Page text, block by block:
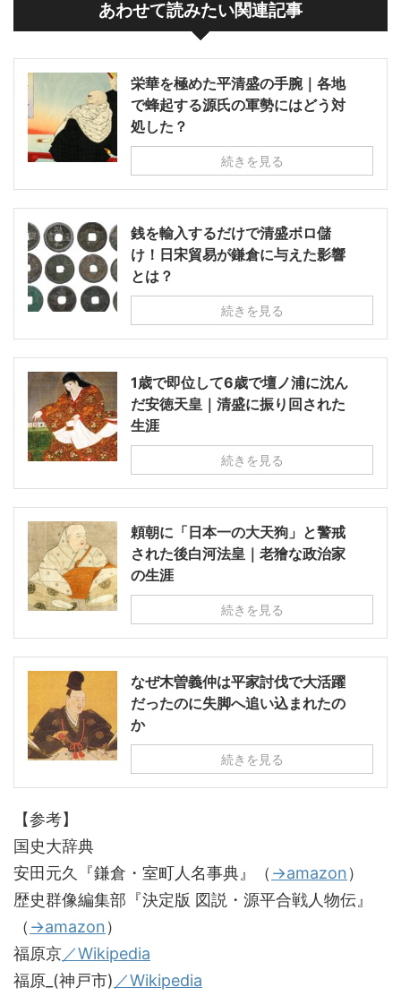
あわせて読みたい関連記事
栄華を極めた平清盛の手腕｜各地
で蜂起する源氏の軍勢にはどう対
処した？
続きを見る
銭を輸入するだけで清盛ボロ儲
け！日宋貿易が鎌倉に与えた影響
とは？
続きを見る
1歳で即位して6歳で壇ノ浦に沈ん
だ安徳天皇｜清盛に振り回された
生涯
続きを見る
頼朝に「日本一の大天狗」と警戒
された後白河法皇｜老獪な政治家
の生涯
続きを見る
なぜ木曽義仲は平家討伐で大活躍
だったのに失脚へ追い込まれたの
か
続きを見る
【参考】
国史大辞典
安田元久『鎌倉・室町人名事典』（ →amazon）
歴史群像編集部『決定版 図説・源平合戦人物伝』
（ →amazon）
福原京／Wikipedia
福原_(神戸市) ／Wikipedia